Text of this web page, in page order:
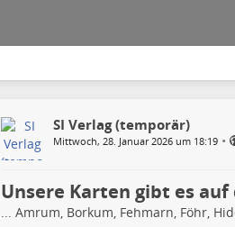
SI Verlag (temporär)
Mittwoch, 28. Januar 2026 um 18:19 •
Unsere Karten gibt es auf
... Amrum, Borkum, Fehmarn, Föhr,